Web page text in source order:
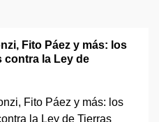
Fito Páez y más: los
contra la Ley de